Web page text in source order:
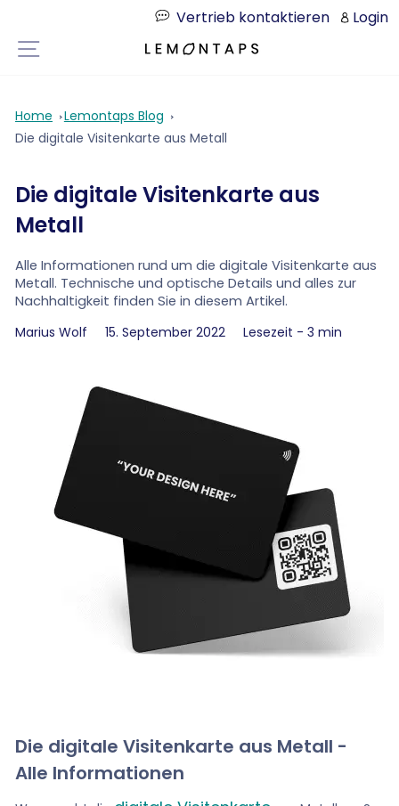
Inhalt
Vertrieb kontaktieren
Login
Seitennavigation
Home
Lemontaps Blog
Die digitale Visitenkarte aus Metall
Die digitale Visitenkarte aus
Metall
Alle Informationen rund um die digitale Visitenkarte aus
Metall. Technische und optische Details und alles zur
Nachhaltigkeit finden Sie in diesem Artikel.
Marius Wolf
15. September 2022 Lesezeit - 3 min
Die digitale Visitenkarte aus Metall -
Alle Informationen